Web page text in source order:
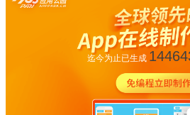
迄今为止已生成